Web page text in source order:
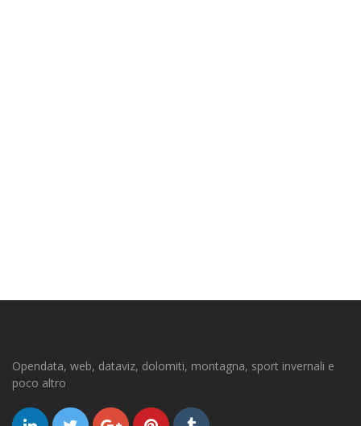
Opendata, web, dataviz, dolomiti, montagna, sport invernali e
poco altro